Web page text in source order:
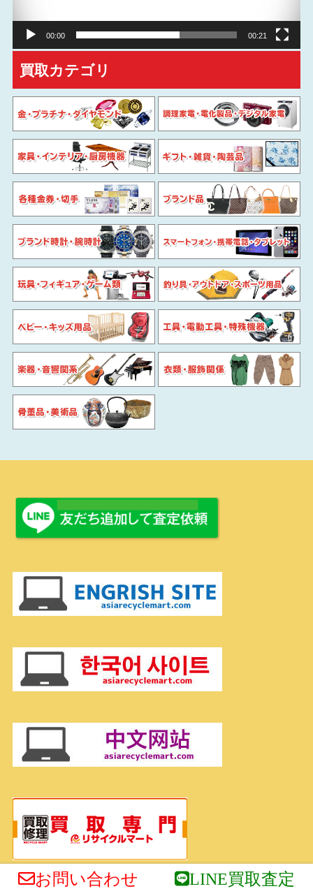
00:00 00:21
買取カテゴリ
お問い合わせ LINE買取査定